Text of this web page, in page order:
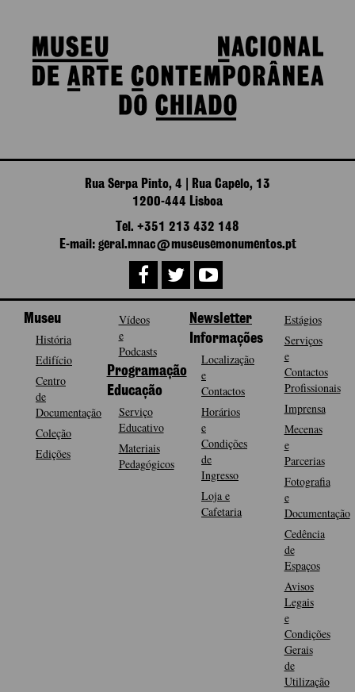
Rua Serpa Pinto, 4 | Rua Capelo, 13
1200-444 Lisboa
Tel. +351 213 432 148
E-mail: geral.mnac@museusemonumentos.pt
Museu
História
Edifício
Centro
de
Documentação
Coleção
Edições
Vídeos
e
Podcasts
Programação
Educação
Serviço
Educativo
Materiais
Pedagógicos
Newsletter
Informações
Localização
e
Contactos
Horários
e
Condições
de
Ingresso
Loja e
Cafetaria
Estágios
Serviços
e
Contactos
Profissionais
Imprensa
Mecenas
e
Parcerias
Fotografia
e
Documentação
Cedência
de
Espaços
Avisos
Legais
e
Condições
Gerais
de
Utilização